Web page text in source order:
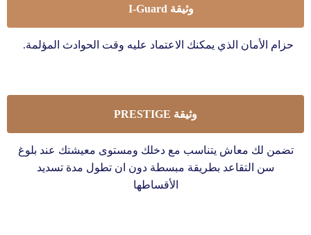
وثيقة I-Guard
حزام الأمان الذي يمكنك الاعتماد عليه وقت الحوادث المؤلمة.
وثيقة PRESTIGE
تضمن لك معاش يتناسب مع دخلك ومستوى معيشتك عند بلوغ
سن التقاعد بطريقة مبسطة دون ان تطول مدة تسديد
الأقساطها